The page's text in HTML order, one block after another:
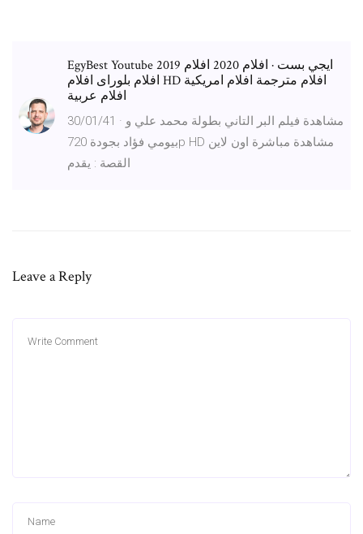
EgyBest Youtube ايجي بست · افلام 2020 افلام 2019
افلام بلوراى افلام HD افلام مترجمة افلام امريكية
30/01/41 · مشاهدة فيلم البر التاني بطولة محمد علي و
بيومي فؤاد بجودة 720p HD مشاهدة مباشرة اون لاين
القصة : يقدم
Leave a Reply